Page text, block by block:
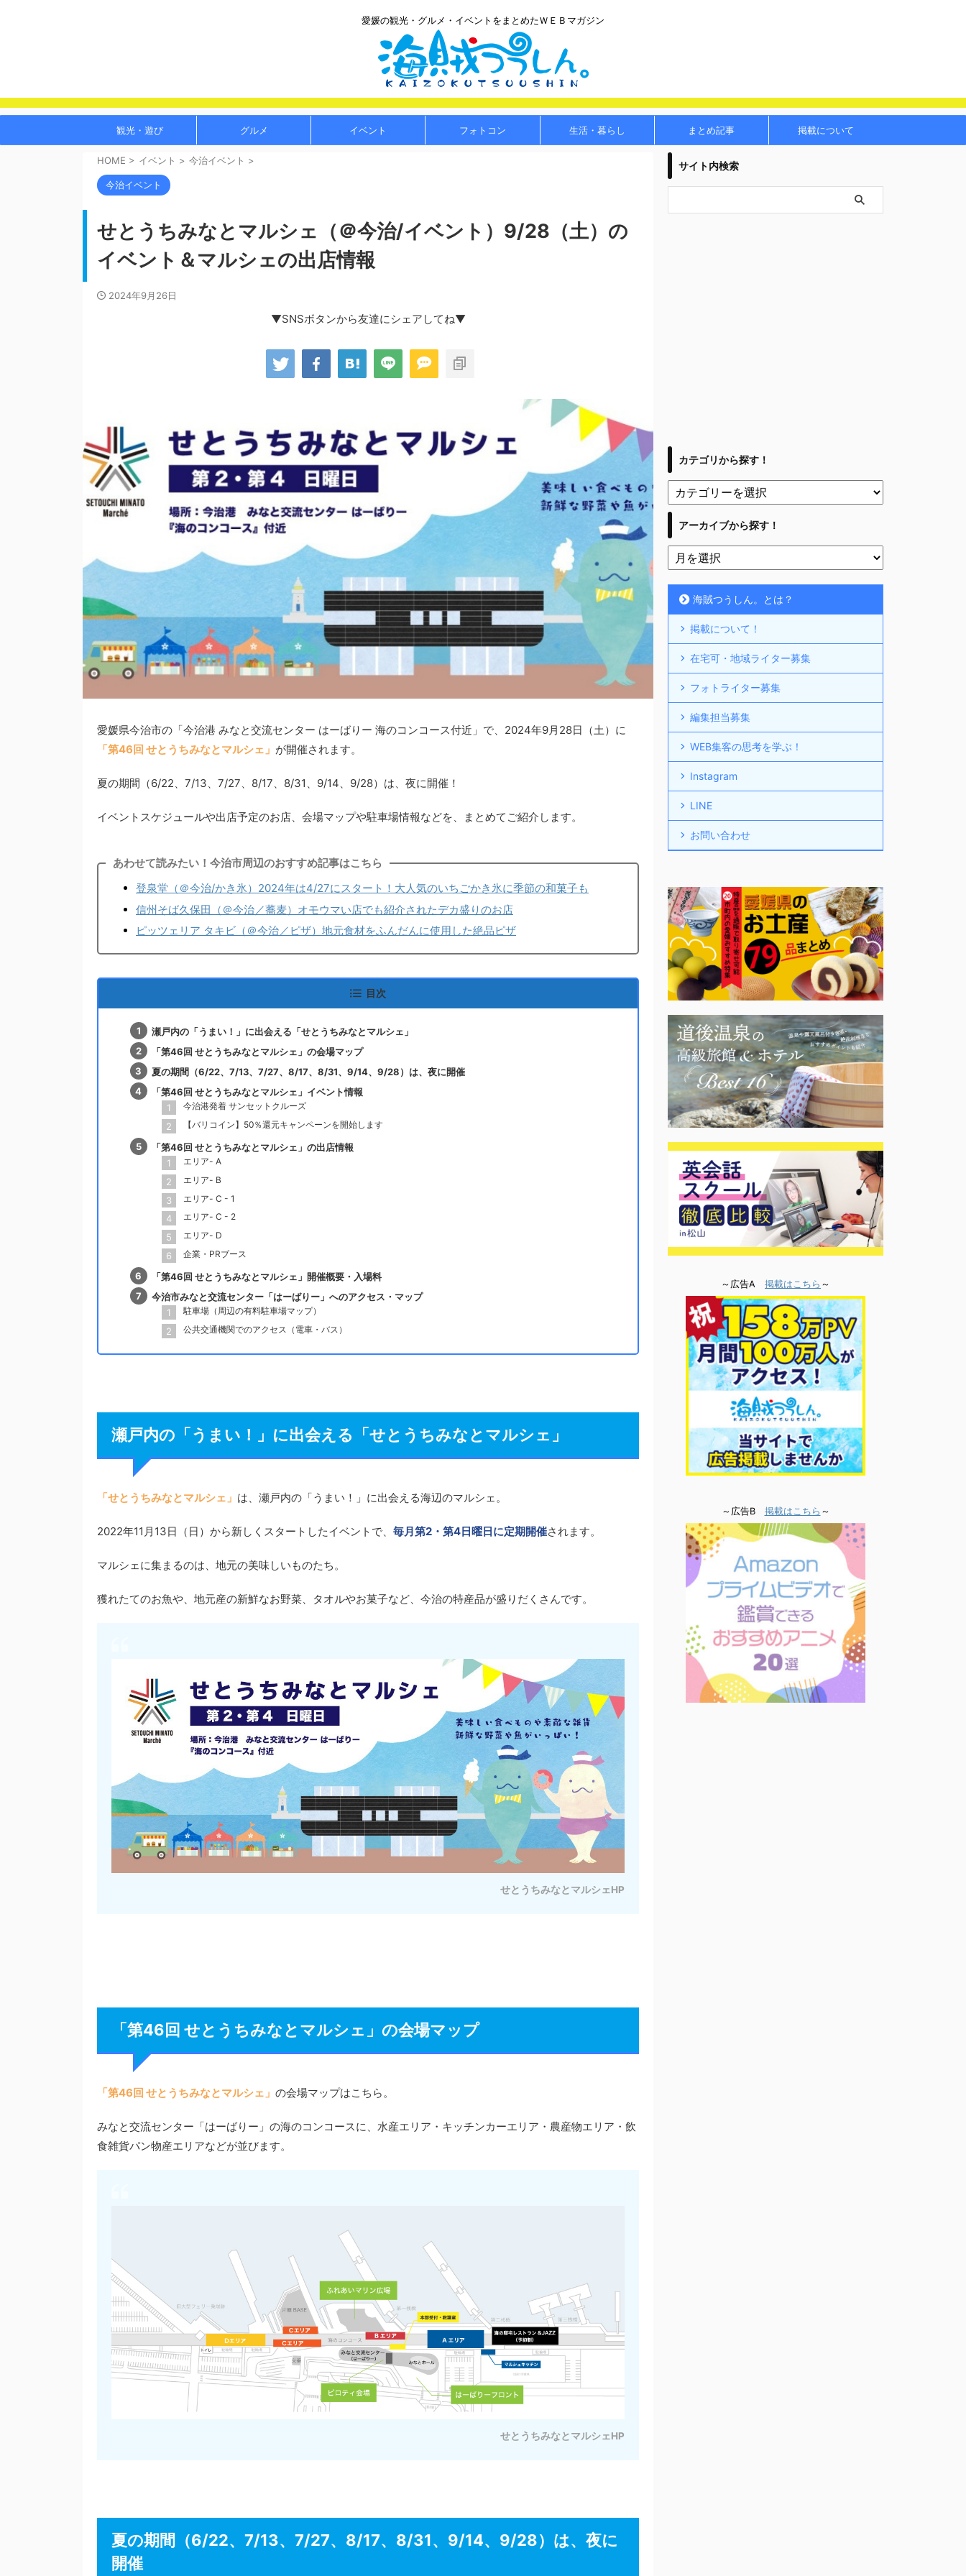
愛媛の観光・グルメ・イベントをまとめたＷＥＢマガジン
観光・遊び グルメ イベント フォトコン 生活・暮らし まとめ記事 掲載について
HOME > イベント > 今治イベント >
今治イベント
せとうちみなとマルシェ（＠今治/イベント）9/28（土）の
イベント＆マルシェの出店情報
2024年9月26日
▼SNSボタンから友達にシェアしてね▼
愛媛県今治市の「今治港 みなと交流センター はーばりー 海のコンコース付近」で、2024年9月28日（土）に
「第46回 せとうちみなとマルシェ」 が開催されます。
夏の期間（6/22、7/13、7/27、8/17、8/31、9/14、9/28）は、夜に開催！
イベントスケジュールや出店予定のお店、会場マップや駐車場情報などを、まとめてご紹介します。
あわせて読みたい！今治市周辺のおすすめ記事はこちら
登泉堂（＠今治/かき氷）2024年は4/27にスタート！大人気のいちごかき氷に季節の和菓子も
信州そば久保田（＠今治／蕎麦）オモウマい店でも紹介されたデカ盛りのお店
ピッツェリア タキビ（＠今治／ピザ）地元食材をふんだんに使用した絶品ピザ
目次
瀬戸内の「うまい！」に出会える「せとうちみなとマルシェ」
「第46回 せとうちみなとマルシェ」の会場マップ
夏の期間（6/22、7/13、7/27、8/17、8/31、9/14、9/28）は、夜に開催
「第46回 せとうちみなとマルシェ」イベント情報
今治港発着 サンセットクルーズ
【バリコイン】50％還元キャンペーンを開始します
「第46回 せとうちみなとマルシェ」の出店情報
エリア- A
エリア- B
エリア- C - 1
エリア- C - 2
エリア- D
企業・PRブース
「第46回 せとうちみなとマルシェ」開催概要・入場料
今治市みなと交流センター「はーばりー」へのアクセス・マップ
駐車場（周辺の有料駐車場マップ）
公共交通機関でのアクセス（電車・バス）
瀬戸内の「うまい！」に出会える「せとうちみなとマルシェ」
「せとうちみなとマルシェ」 は、瀬戸内の「うまい！」に出会える海辺のマルシェ。
2022年11月13日（日）から新しくスタートしたイベントで、 毎月第2・第4日曜日に定期開催されます。
マルシェに集まるのは、地元の美味しいものたち。
獲れたてのお魚や、地元産の新鮮なお野菜、タオルやお菓子など、今治の特産品が盛りだくさんです。
せとうちみなとマルシェHP
「第46回 せとうちみなとマルシェ」の会場マップ
「第46回 せとうちみなとマルシェ」 の会場マップはこちら。
みなと交流センター「はーばりー」の海のコンコースに、水産エリア・キッチンカーエリア・農産物エリア・飲
食雑貨パン物産エリアなどが並びます。
せとうちみなとマルシェHP
夏の期間（6/22、7/13、7/27、8/17、8/31、9/14、9/28）は、夜に
開催
サイト内検索
カテゴリから探す！
アーカイブから探す！
海賊つうしん。とは？
掲載について！
在宅可・地域ライター募集
フォトライター募集
編集担当募集
WEB集客の思考を学ぶ！
Instagram
LINE
お問い合わせ
～広告A 掲載はこちら ～
～広告B 掲載はこちら ～